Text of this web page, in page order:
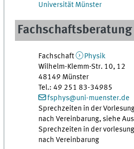
Universität Münster
Fachschaftsberatung
Fachschaft
Physik
Wilhelm-Klemm-Str. 10, 12
48149 Münster
Tel.: 49 251 83-34985
fsphys@uni-muenster.de
Sprechzeiten in der
nach Vereinbarung, siehe
Sprechzeiten in der
nach Vereinbarung